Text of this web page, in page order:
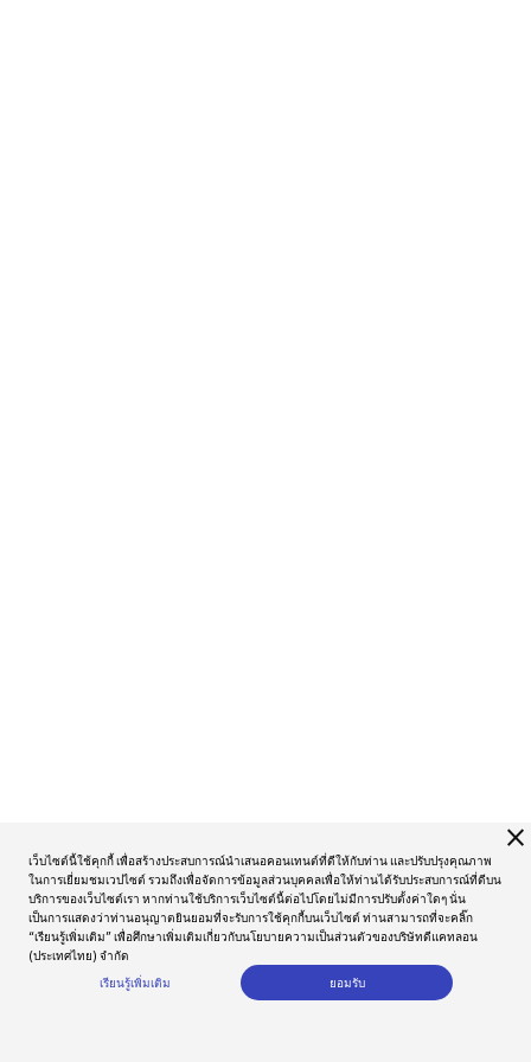
close
เว็บไซต์นี้ใช้คุกกี้ เพื่อสร้างประสบการณ์นำเสนอคอนเทนต์ที่ดีให้กับท่าน และปรับปรุงคุณภาพ
ในการเยี่ยมชมเวปไซต์ รวมถึงเพื่อจัดการข้อมูลส่วนบุคคลเพื่อให้ท่านได้รับประสบการณ์ที่ดีบน
บริการของเว็บไซต์เรา หากท่านใช้บริการเว็บไซต์นี้ต่อไปโดยไม่มีการปรับตั้งค่าใดๆ นั่น
เป็นการแสดงว่าท่านอนุญาตยินยอมที่จะรับการใช้คุกกี้บนเว็บไซต์ ท่านสามารถที่จะคลิ๊ก
“เรียนรู้เพิ่มเติม” เพื่อศึกษาเพิ่มเติมเกี่ยวกับนโยบายความเป็นส่วนตัวของบริษัทดีแคทลอน
(ประเทศไทย) จำกัด
เรียนรู้เพิ่มเติม
ยอมรับ